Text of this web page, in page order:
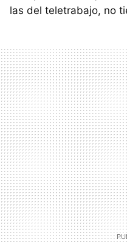
las del teletrabajo, no